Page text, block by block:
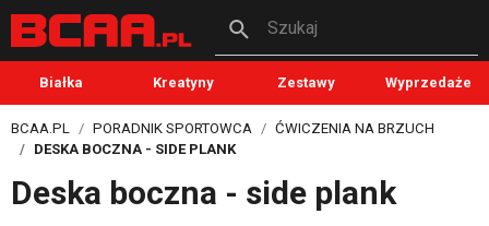
Szukaj
Białka Kreatyny Zestawy Wyprzedaże
BCAA.PL PORADNIK SPORTOWCA
ĆWICZENIA NA BRZUCH
DESKA BOCZNA - SIDE PLANK
Deska boczna - side plank